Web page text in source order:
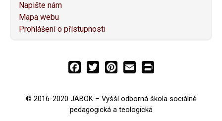
Napište nám
Mapa webu
Prohlášení o přístupnosti
e
t
i
l
n
© 2016-2020 JABOK – Vyšší odborná škola sociálně
pedagogická a teologická